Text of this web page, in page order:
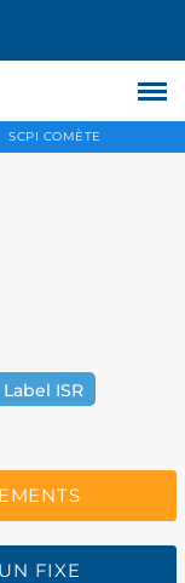
SCPI COMÈTE
Label ISR
FIXE